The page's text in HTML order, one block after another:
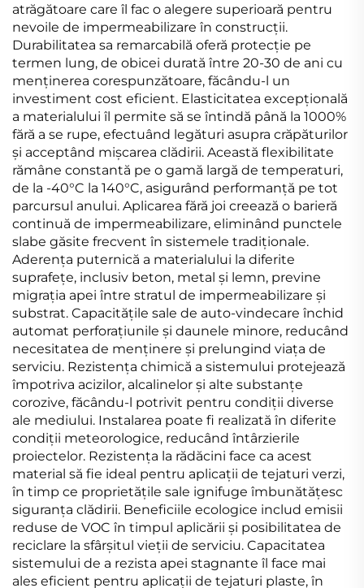
atrăgătoare care îl fac o alegere superioară pentru
nevoile de impermeabilizare în construcții.
Durabilitatea sa remarcabilă oferă protecție pe
termen lung, de obicei durată între 20-30 de ani cu
menținerea corespunzătoare, făcându-l un
investiment cost eficient. Elasticitatea excepțională
a materialului îl permite să se întindă până la 1000%
fără a se rupe, efectuând legături asupra crăpăturilor
și acceptând mișcarea clădirii. Această flexibilitate
rămâne constantă pe o gamă largă de temperaturi,
de la -40°C la 140°C, asigurând performanță pe tot
parcursul anului. Aplicarea fără joi creează o barieră
continuă de impermeabilizare, eliminând punctele
slabe găsite frecvent în sistemele tradiționale.
Aderența puternică a materialului la diferite
suprafețe, inclusiv beton, metal și lemn, previne
migrația apei între stratul de impermeabilizare și
substrat. Capacitățile sale de auto-vindecare închid
automat perforațiunile și daunele minore, reducând
necesitatea de menținere și prelungind viața de
serviciu. Rezistența chimică a sistemului protejează
împotriva acizilor, alcalinelor și alte substanțe
corozive, făcându-l potrivit pentru condiții diverse
ale mediului. Instalarea poate fi realizată în diferite
condiții meteorologice, reducând întârzierile
proiectelor. Rezistența la rădăcini face ca acest
material să fie ideal pentru aplicații de tejaturi verzi,
în timp ce proprietățile sale ignifuge îmbunătățesc
siguranța clădirii. Beneficiile ecologice includ emisii
reduse de VOC în timpul aplicării și posibilitatea de
reciclare la sfârșitul vieții de serviciu. Capacitatea
sistemului de a rezista apei stagnante îl face mai
ales eficient pentru aplicații de tejaturi plaste, în